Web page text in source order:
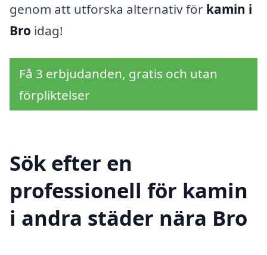
genom att utforska alternativ för kamin i
Bro idag!
Få 3 erbjudanden, gratis och utan
förpliktelser
Sök efter en
professionell för kamin
i andra städer nära Bro